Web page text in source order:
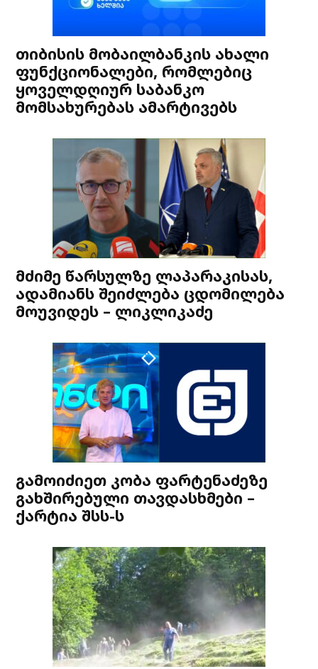
თიბისის მობაილბანკის ახალი
ფუნქციონალები, რომლებიც
ყოველდღიურ საბანკო
მომსახურებას ამარტივებს
მძიმე წარსულზე ლაპარაკისას,
ადამიანს შეიძლება ცდომილება
მოუვიდეს – ლიკლიკაძე
გამოიძიეთ კობა ფარტენაძეზე
გახშირებული თავდასხმები –
ქარტია შსს-ს